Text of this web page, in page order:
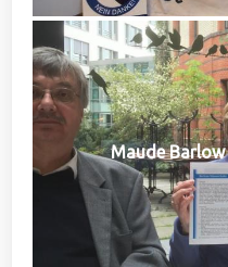
Maude Barlow